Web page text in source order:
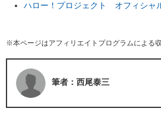
ハロー！プロジェクト オフィシャ
※本ページはアフィリエイトプログラムによる
筆者：西尾泰三